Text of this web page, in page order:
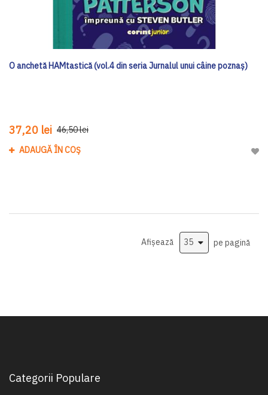
O anchetă HAMtastică (vol.4 din seria Jurnalul unui câine poznaș)
37,20 lei 46,50 lei
ADAUGĂ ÎN COȘ
Afișează pe pagină
Categorii Populare